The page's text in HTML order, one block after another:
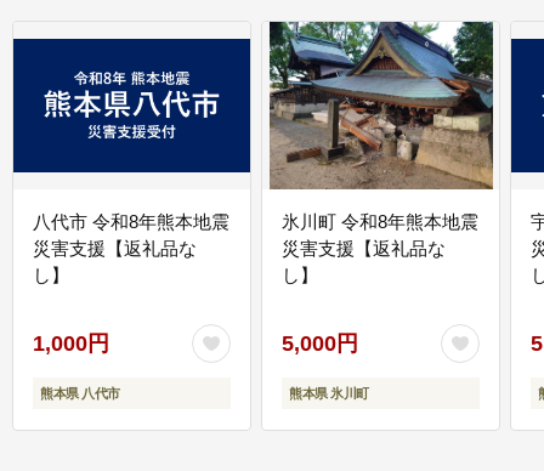
八代市 令和8年熊本地震
災害支援【返礼品な
し】
1,000円
熊本県 八代市
氷川町 令和8年熊本地震
災害支援【返礼品な
し】
5,000円
熊本県 氷川町